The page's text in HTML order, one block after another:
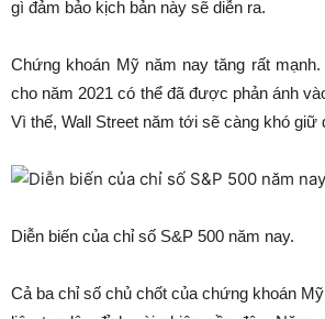
gì đảm bảo kịch bản này sẽ diễn ra.
Chứng khoán Mỹ năm nay tăng rất
cho năm 2021 có thể đã được phản ánh
Vì thế, Wall Street năm tới sẽ càng khó giữ
Diễn biến của chỉ số S&P 500 năm nay.
Cả ba chỉ số chủ chốt của chứng khoán